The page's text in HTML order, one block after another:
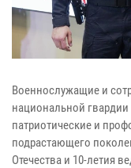
Военнослужащие и
национальной
патриотические и
подрастающего
Отечества и 10-летия